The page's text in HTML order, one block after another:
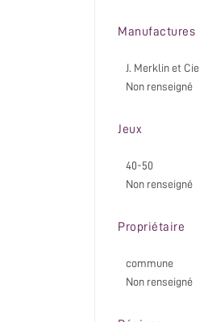
Manufactures
J. Merklin et Cie
Non renseigné
Jeux
40-50
Non renseigné
Propriétaire
commune
Non renseigné